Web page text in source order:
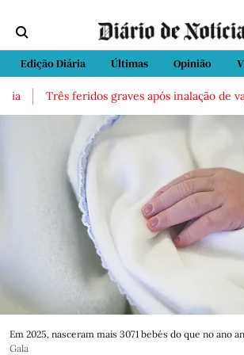
Edição Diária Últimas Opinião
Três feridos graves após inalação de
Em 2025, nasceram mais 3071 bebés do que no ano
Gala